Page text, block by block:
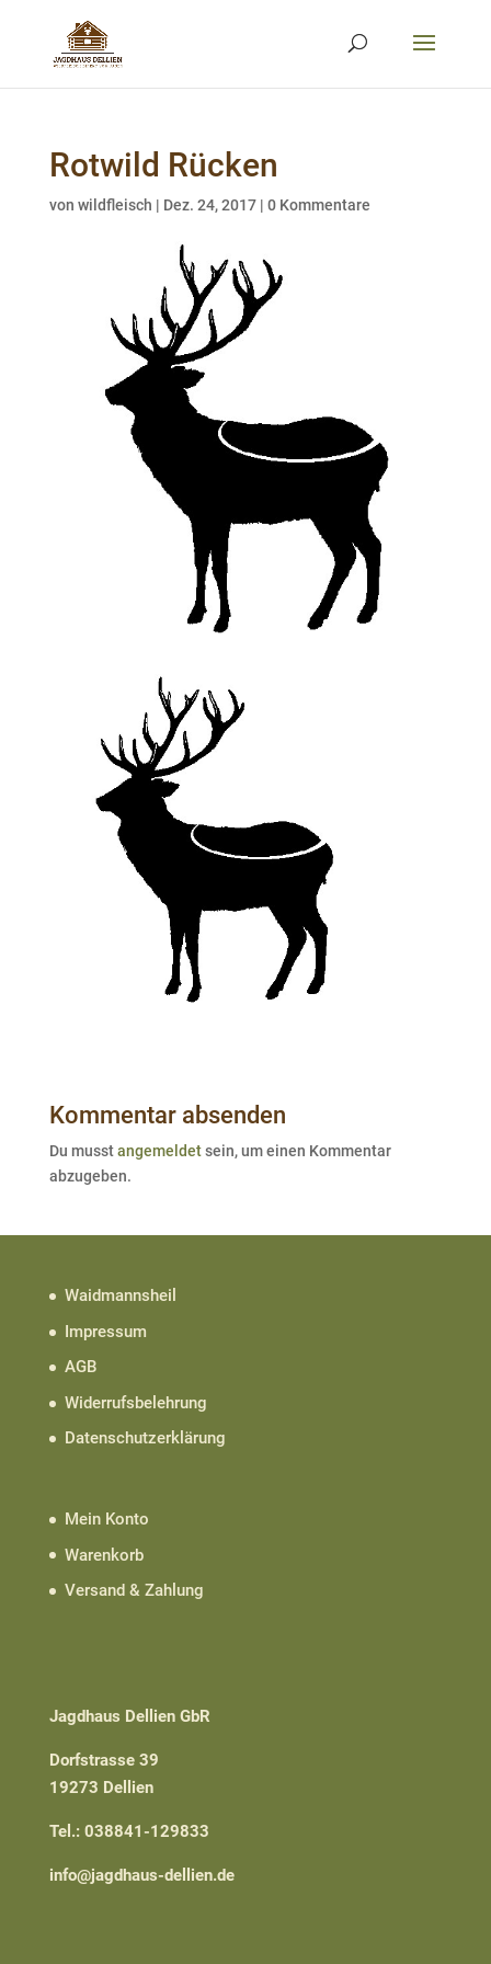
Rotwild Rücken
von wildfleisch | Dez. 24, 2017| 0 Kommentare
Kommentar absenden
Du musstangemeldetsein, um einen Kommentar
abzugeben.
Waidmannsheil
Impressum
AGB
Widerrufsbelehrung
Datenschutzerklärung
Mein Konto
Warenkorb
Versand & Zahlung
Jagdhaus Dellien GbR
Dorfstrasse 39
19273 Dellien
Tel.: 038841-129833
info@jagdhaus-dellien.de